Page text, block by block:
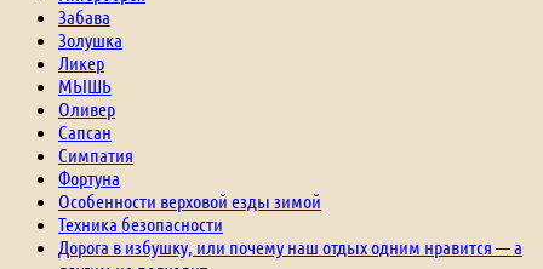
Забава
Золушка
Ликер
МЫШЬ
Оливер
Сапсан
Симпатия
Фортуна
Особенности верховой езды зимой
Техника безопасности
Дорога в избушку, или почему наш отдых одним нравится — а